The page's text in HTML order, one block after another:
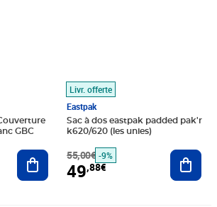
GBC
Ajouter au panier
Livr. offerte
Eastpak
Sac à dos eastpak padded pak'r
k620/620 (les unies)
55,00€ -9%
49,88€